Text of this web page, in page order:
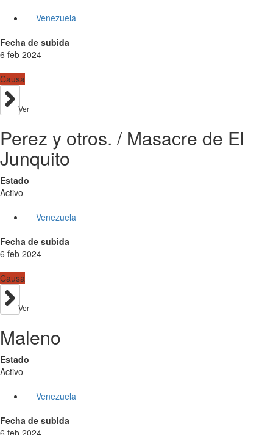
Venezuela
Fecha de subida
6 feb 2024
Causa
Ver
Perez y otros. / Masacre de El
Junquito
Estado
Activo
Venezuela
Fecha de subida
6 feb 2024
Causa
Ver
Maleno
Estado
Activo
Venezuela
Fecha de subida
6 feb 2024